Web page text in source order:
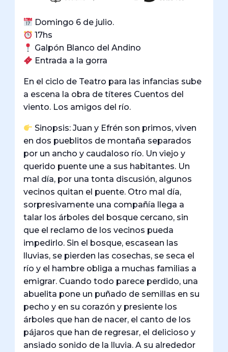
Domingo 6 de julio.
17hs
Galpón Blanco del Andino
Entrada a la gorra
En el ciclo de Teatro para las infancias sube
a escena la obra de títeres Cuentos del
viento. Los amigos del río.
Sinopsis: Juan y Efrén son primos, viven
en dos pueblitos de montaña separados
por un ancho y caudaloso río. Un viejo y
querido puente une a sus habitantes. Un
mal día, por una tonta discusión, algunos
vecinos quitan el puente. Otro mal día,
sorpresivamente una compañía llega a
talar los árboles del bosque cercano, sin
que el reclamo de los vecinos pueda
impedirlo. Sin el bosque, escasean las
lluvias, se pierden las cosechas, se seca el
río y el hambre obliga a muchas familias a
emigrar. Cuando todo parece perdido, una
abuelita pone un puñado de semillas en su
pecho y en su corazón y presiente los
árboles que han de nacer, el canto de los
pájaros que han de regresar, el delicioso y
ansiado sonido de la lluvia. A su alrededor